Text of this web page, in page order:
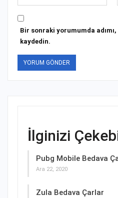
Bir sonraki yorumumda
kaydedin.
İlginizi
Pubg Mobile Bedava
Ara 22, 2020
Zula Bedava Çarlar